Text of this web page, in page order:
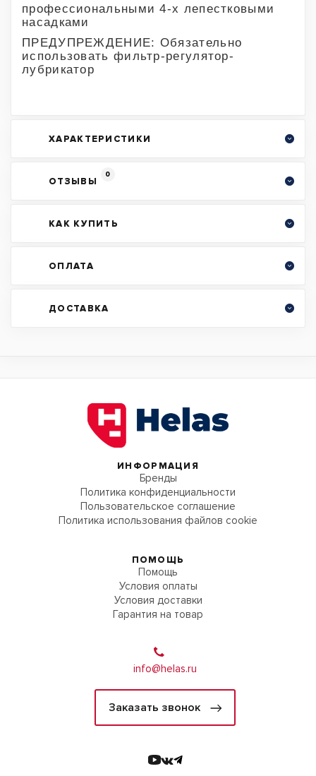
профессиональными 4-х лепестковыми
насадками
ПРЕДУПРЕЖДЕНИЕ: Обязательно
использовать фильтр-регулятор-
лубрикатор
ХАРАКТЕРИСТИКИ
ОТЗЫВЫ
0
КАК КУПИТЬ
ОПЛАТА
ДОСТАВКА
ИНФОРМАЦИЯ
Бренды
Политика конфиденциальности
Пользовательское соглашение
Политика использования файлов cookie
ПОМОЩЬ
Помощь
Условия оплаты
Условия доставки
Гарантия на товар
info@helas.ru
Заказать звонок